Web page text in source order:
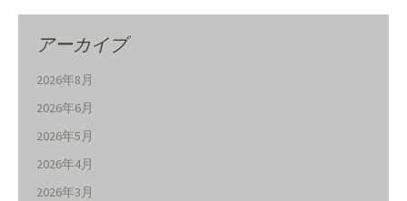
アーカイブ
2026年8月
2026年6月
2026年5月
2026年4月
2026年3月